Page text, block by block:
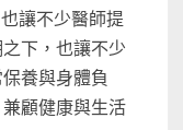
讓不少醫師提
下，也讓不少
養與身體負
顧健康與生活